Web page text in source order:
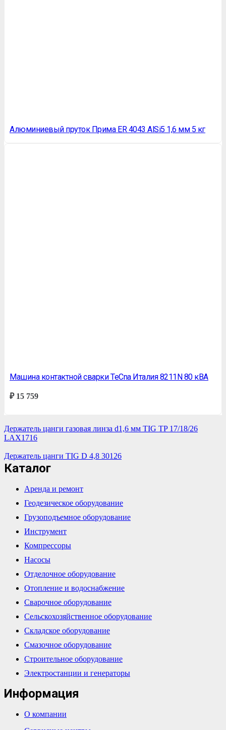
Алюминиевый пруток Прима ER 4043 AlSi5 1,6 мм 5 кг
Машина контактной сварки TeСna Италия 8211N 80 кВА
₽15 759
Держатель цанги газовая линза d1,6 мм TIG TP 17/18/26
LAX1716
Держатель цанги TIG D 4,8 30126
Каталог
Аренда и ремонт
Геодезическое оборудование
Грузоподъемное оборудование
Инструмент
Компрессоры
Насосы
Отделочное оборудование
Отопление и водоснабжение
Сварочное оборудование
Сельскохозяйственное оборудование
Складское оборудование
Смазочное оборудование
Строительное оборудование
Электростанции и генераторы
Информация
О компании